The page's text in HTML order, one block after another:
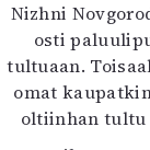
Nizhni
osti
tultuaan.
omat
oltiinhan tultu